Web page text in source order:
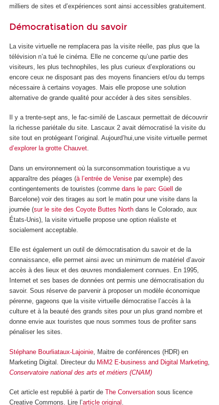
milliers de sites et d’expériences sont ainsi accessibles gratuitement.
Démocratisation du savoir
La visite virtuelle ne remplacera pas la visite réelle, pas plus que la
télévision n’a tué le cinéma. Elle ne concerne qu’une partie des
visiteurs, les plus technophiles, les plus curieux d’explorations ou
encore ceux ne disposant pas des moyens financiers et/ou du temps
nécessaire à certains voyages. Mais elle propose une solution
alternative de grande qualité pour accéder à des sites sensibles.
Il y a trente-sept ans, le fac-similé de Lascaux permettait de découvrir
la richesse pariétale du site. Lascaux 2 avait démocratisé la visite du
site tout en protégeant l’original. Aujourd’hui,une visite virtuelle permet
d’explorer la grotte Chauvet.
Dans un environnement où la surconsommation touristique a vu
apparaître des péages (à l’entrée de Venise par exemple) des
contingentements de touristes (comme dans le parc Güell de
Barcelone) voir des tirages au sort le matin pour une visite dans la
journée (sur le site des Coyote Buttes North dans le Colorado, aux
États-Unis), la visite virtuelle propose une option réaliste et
socialement acceptable.
Elle est également un outil de démocratisation du savoir et de la
connaissance, elle permet ainsi avec un minimum de matériel d’avoir
accès à des lieux et des œuvres mondialement connues. En 1995,
Internet et ses bases de données ont permis une démocratisation du
savoir. Sous réserve de parvenir à proposer un modèle économique
pérenne, gageons que la visite virtuelle démocratise l’accès à la
culture et à la beauté des grands sites pour un plus grand nombre et
donne envie aux touristes que nous sommes tous de profiter sans
pénaliser les sites.
Stéphane Bourliataux-Lajoinie , Maitre de conférences (HDR) en
Marketing Digital. Directeur du MiM2 E-business and Digital Marketing
Conservatoire national des arts et métiers (CNAM)
Cet article est republié à partir de The Conversation sous licence
Creative Commons. Lire l’article original .